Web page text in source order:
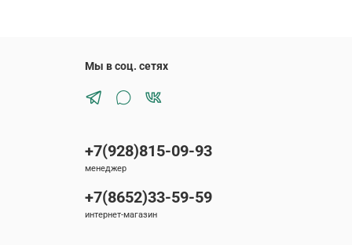
Мы в соц. сетях
+7(928)815-09-93
менеджер
+7(8652)33-59-59
интернет-магазин